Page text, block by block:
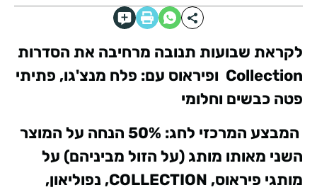
לקראת שבועות תנובה מרחיבה את הסדרות
Collection ופיראוס עם: פלח מנצ'גו, פתיתי
פטה כבשים וחלומי
המבצע המרכזי לחג: 50% הנחה על המוצר
השני מאותו מותג (על הזול מביניהם) על
מותגי פיראוס, COLLECTION, נפוליאון,